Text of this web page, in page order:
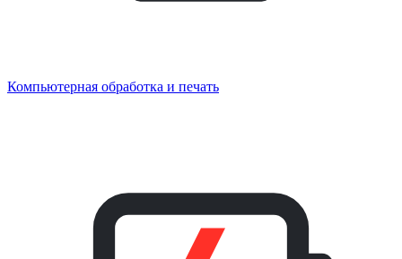
Компьютерная обработка и печать